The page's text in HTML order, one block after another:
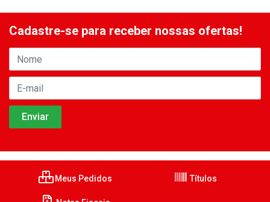
Cadastre-se para receber nossas ofertas!
Meus Pedidos Títulos